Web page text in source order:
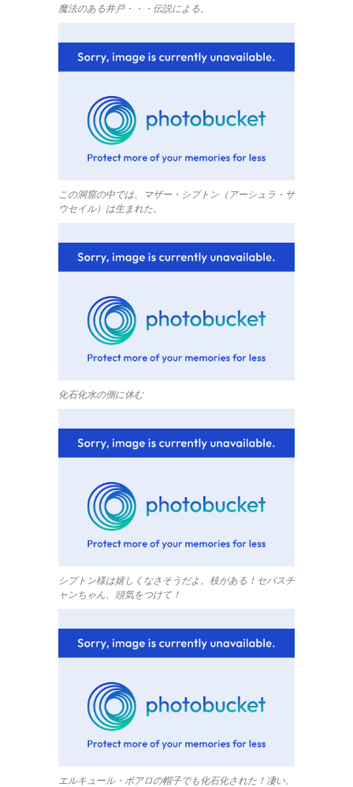
魔法のある井戸・・・伝説による。
この洞窟の中では、マザー・シプトン（アーシュラ・サ
ウセイル）は生まれた。
化石化水の側に休む
シプトン様は嬉しくなさそうだよ。枝がある！セバスチ
ャンちゃん、頭気をつけて！
エルキュール・ポアロの帽子でも化石化された！凄い。